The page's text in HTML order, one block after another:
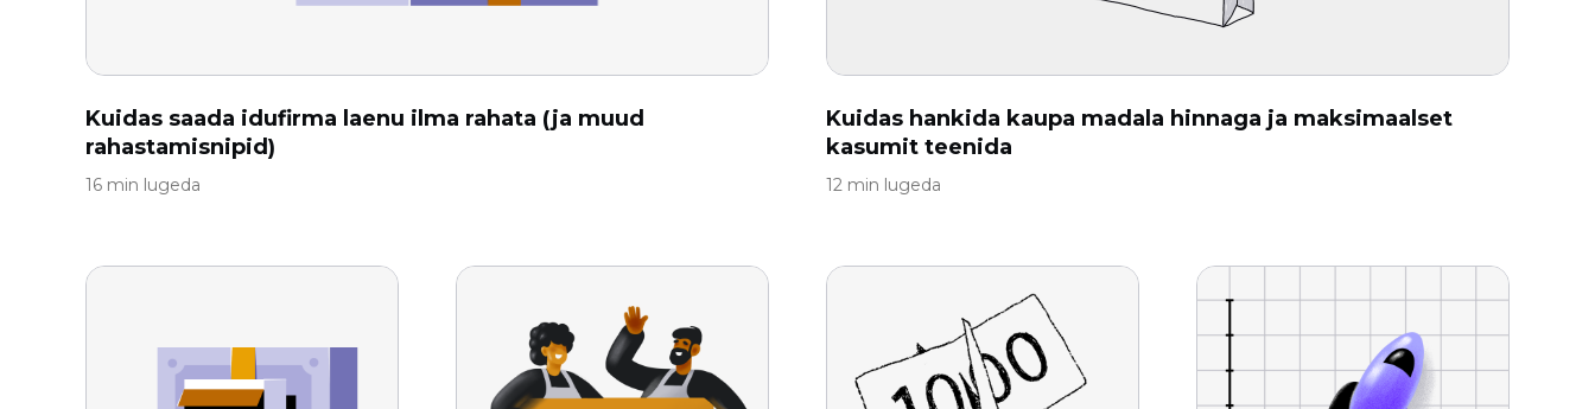
Kuidas saada idufirma laenu ilma rahata (ja muud
rahastamisnipid)
16 min lugeda
Kuidas hankida kaupa madala hinnaga ja maksimaalset
kasumit teenida
12 min lugeda